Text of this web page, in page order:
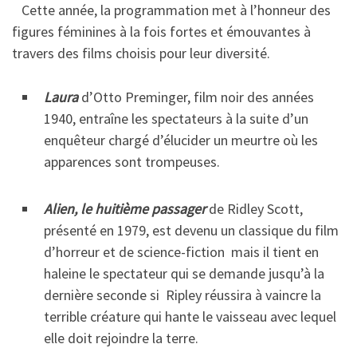
Cette année, la programmation met à l’honneur des
figures féminines à la fois fortes et émouvantes à
travers des films choisis pour leur diversité.
Laurad’Otto Preminger, film noir des années
1940, entraîne les spectateurs à la suite d’un
enquêteur chargé d’élucider un meurtre où les
apparences sont trompeuses.
Alien, le huitième passagerde Ridley Scott,
présenté en 1979, est devenu un classique du film
d’horreur et de science-fiction mais il tient en
haleine le spectateur qui se demande jusqu’à la
dernière seconde si Ripley réussira à vaincre la
terrible créature qui hante le vaisseau avec lequel
elle doit rejoindre la terre.